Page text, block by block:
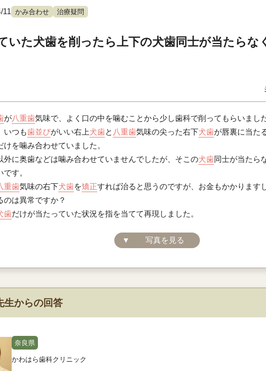
11 かみ合わせ 治療疑問
いた犬歯を削ったら上下の犬歯同士が当たらな
が八重歯気味で、よく口の中を噛むことから少し歯科で削ってもらいまし
いつも歯並びがいい右上犬歯と 八重歯気味の尖った右下犬歯が唇裏に当た
けを噛み合わせていました。
外に奥歯などは噛み合わせていませんでしたが、そこの犬歯同士が当たら
す。
重歯気味の右下犬歯を矯正すれば治ると思うのですが、お金もかかります
のは異常ですか？
歯だけが当たっていた状況を指を当てて再現しました。
▼ 写真を見る
からの回答
奈良県
かわはら歯科クリニック